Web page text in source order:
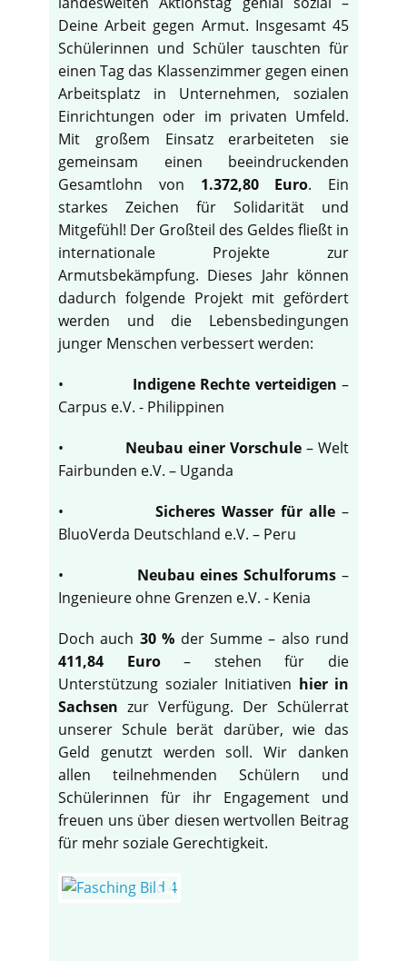
Deine Arbeit gegen Armut. Insgesamt 45
Schülerinnen und Schüler tauschten für
einen Tag das Klassenzimmer gegen einen
Arbeitsplatz in Unternehmen, sozialen
Einrichtungen oder im privaten Umfeld.
Mit großem Einsatz erarbeiteten sie
gemeinsam einen beeindruckenden
Gesamtlohn von 1.372,80 Euro. Ein
starkes Zeichen für Solidarität und
Mitgefühl! Der Großteil des Geldes fließt in
internationale Projekte zur
Armutsbekämpfung. Dieses Jahr können
dadurch folgende Projekt mit gefördert
werden und die Lebensbedingungen
junger Menschen verbessert werden:
• Indigene Rechte verteidigen –
Carpus e.V. - Philippinen
• Neubau einer Vorschule – Welt
Fairbunden e.V. – Uganda
•Sicheres Wasser für alle–
BluoVerda Deutschland e.V. – Peru
• Neubau eines Schulforums –
Ingenieure ohne Grenzen e.V. - Kenia
Doch auch 30 % der Summe – also rund
411,84 Euro– stehen für die
Unterstützung sozialer Initiativen hier in
Sachsen zur Verfügung. Der Schülerrat
unserer Schule berät darüber, wie das
Geld genutzt werden soll. Wir danken
allen teilnehmenden Schülern und
Schülerinnen für ihr Engagement und
freuen uns über diesen wertvollen Beitrag
für mehr soziale Gerechtigkeit.